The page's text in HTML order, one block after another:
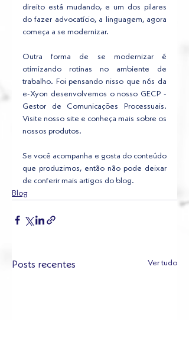
direito está mudando, e um dos pilares
do fazer advocatício, a linguagem, agora
começa a se modernizar.
Outra forma de se modernizar é
otimizando rotinas no ambiente de
trabalho. Foi pensando nisso que nós da
e-Xyon desenvolvemos o nosso GECP -
Gestor de Comunicações Processuais.
Visite nosso site e conheça mais sobre os
nossos produtos.
Se você acompanha e gosta do conteúdo
que produzimos, então não pode deixar
de conferir mais artigos do blog.
Blog
Posts recentes Ver tudo